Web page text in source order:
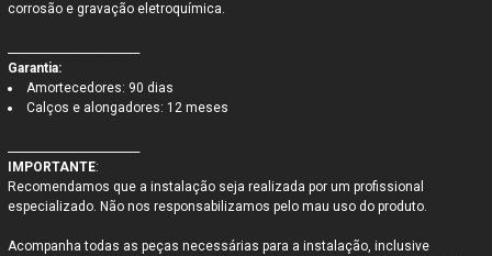
corrosão e gravação eletroquímica.
Garantia:
Amortecedores: 90 dias
Calços e alongadores: 12 meses
IMPORTANTE:
Recomendamos que a instalação seja realizada por um profissional
especializado. Não nos responsabilizamos pelo mau uso do produto.
Acompanha todas as peças necessárias para a instalação, inclusive